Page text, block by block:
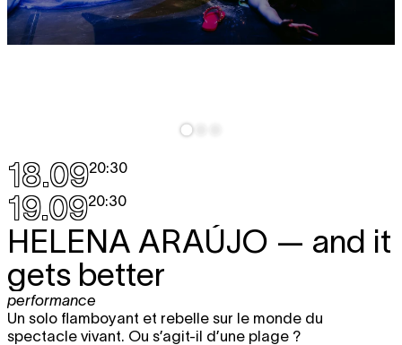
18.0920:30
19.0920:30
HELENA ARAÚJO — and it
gets better
performance
Un solo flamboyant et rebelle sur le monde du
spectacle vivant. Ou s’agit-il d’une plage ?